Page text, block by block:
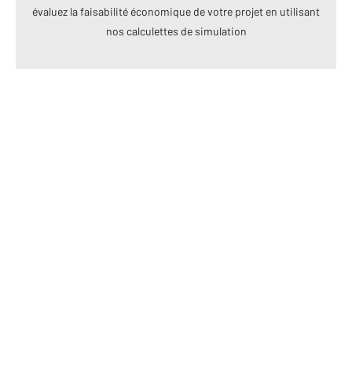
évaluez la faisabilité économique de votre projet en utilisant
nos calculettes de simulation